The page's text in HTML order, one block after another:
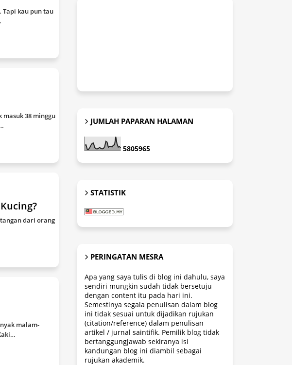
Tapi kau pun tau
38 minggu
dari orang
malam-
JUMLAH PAPARAN HALAMAN
5805965
STATISTIK
PERINGATAN MESRA
Apa yang saya tulis di blog ini dahulu, saya
sendiri mungkin sudah tidak bersetuju
dengan content itu pada hari ini.
Semestinya segala penulisan dalam blog
ini tidak sesuai untuk dijadikan rujukan
(citation/reference) dalam penulisan
artikel / jurnal saintifik. Pemilik blog tidak
bertanggungjawab sekiranya isi
kandungan blog ini diambil sebagai
rujukan akademik.